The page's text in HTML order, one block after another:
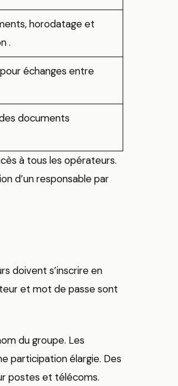
horodatage et
​.
échanges entre
documents
à tous les opérateurs.
d’un responsable par
doivent s’inscrire en
et mot de passe sont
du groupe. Les
participation élargie. Des
postes et télécoms.